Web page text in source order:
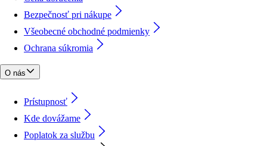
Bezpečnosť pri nákupe
Všeobecné obchodné podmienky
Ochrana súkromia
O nás
Prístupnosť
Kde dovážame
Poplatok za službu